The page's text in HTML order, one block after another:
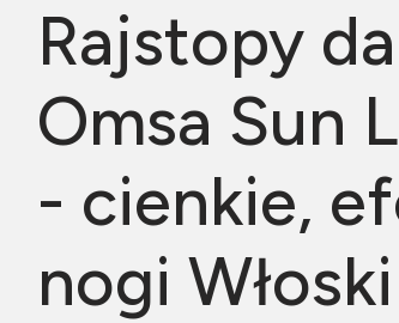
Rajstopy
Omsa Sun
- cienkie,
nogi